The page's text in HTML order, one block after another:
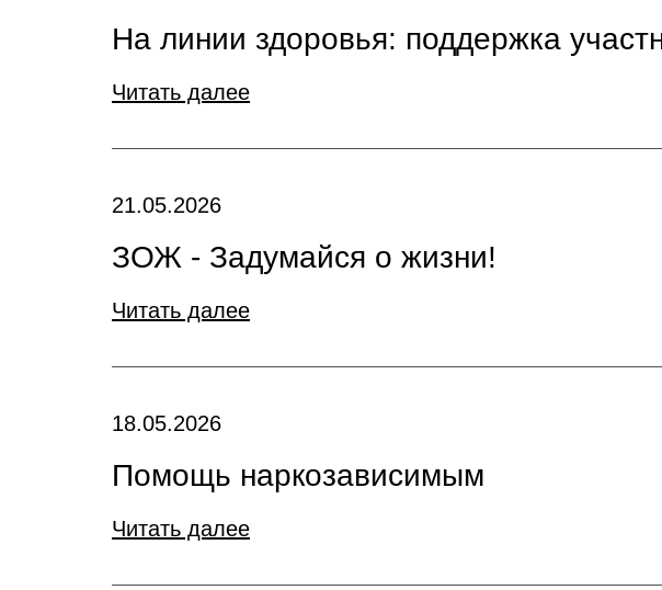
На линии здоровья: поддержка
Читать далее
21.05.2026
ЗОЖ - Задумайся о жизни!
Читать далее
18.05.2026
Помощь наркозависимым
Читать далее